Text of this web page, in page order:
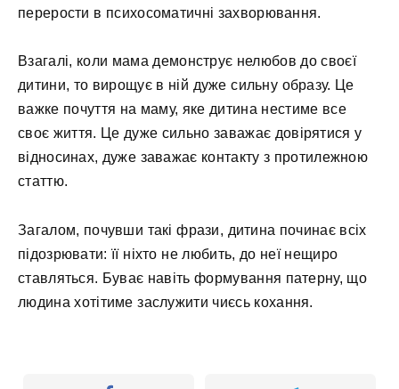
перерости в психосоматичні захворювання.
Взагалі, коли мама демонструє нелюбов до своєї
дитини, то вирощує в ній дуже сильну образу. Це
важке почуття на маму, яке дитина нестиме все
своє життя. Це дуже сильно заважає довірятися у
відносинах, дуже заважає контакту з протилежною
статтю.
Загалом, почувши такі фрази, дитина починає всіх
підозрювати: її ніхто не любить, до неї нещиро
ставляться. Буває навіть формування патерну, що
людина хотітиме заслужити чиєсь кохання.